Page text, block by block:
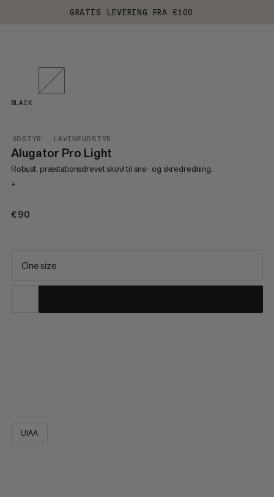
GRATIS LEVERING FRA €100
UDSTYR LAVINEUDSTYR
Alugator Pro Light
Robust, præstationsdrevet skovl til sne- og skredredning.
+
€90
BLACK
One size
UIAA